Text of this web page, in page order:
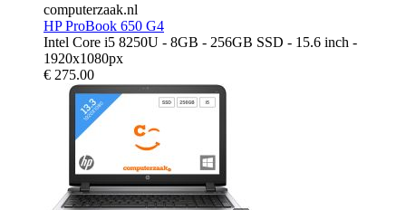
computerzaak.nl
HP ProBook 650 G4
Intel Core i5 8250U - 8GB - 256GB SSD - 15.6 inch -
1920x1080px
€ 275.00